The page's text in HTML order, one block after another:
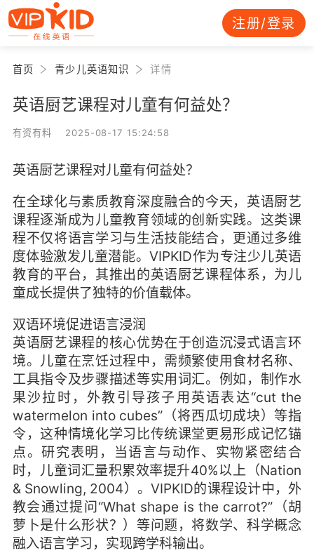
注册/登录
首页 青少儿英语知识 详情
英语厨艺课程对儿童有何益处？
有资有料 2025-08-17 15:24:58
英语厨艺课程对儿童有何益处？
在全球化与素质教育深度融合的今天，英语厨艺
课程逐渐成为儿童教育领域的创新实践。这类课
程不仅将语言学习与生活技能结合，更通过多维
度体验激发儿童潜能。VIPKID作为专注少儿英语
教育的平台，其推出的英语厨艺课程体系，为儿
童成长提供了独特的价值载体。
双语环境促进语言浸润
英语厨艺课程的核心优势在于创造沉浸式语言环
境。儿童在烹饪过程中，需频繁使用食材名称、
工具指令及步骤描述等实用词汇。例如，制作水
果沙拉时，外教引导孩子用英语表达“cut the
watermelon into cubes”（将西瓜切成块）等指
令，这种情境化学习比传统课堂更易形成记忆锚
点。研究表明，当语言与动作、实物紧密结合
时，儿童词汇量积累效率提升40%以上（Nation
& Snowling, 2004）。VIPKID的课程设计中，外
教会通过提问“What shape is the carrot?”（胡
萝卜是什么形状？）等问题，将数学、科学概念
融入语言学习，实现跨学科输出。